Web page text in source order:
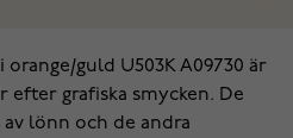
guld U503K A09730 är
grafiska smycken. De
lönn och de andra